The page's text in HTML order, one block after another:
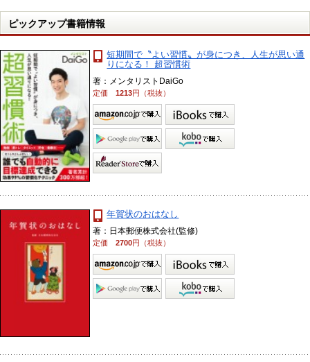
ピックアップ書籍情報
短期間で〝よい習慣〟が身につき、人生が思い通
りになる！ 超習慣術
著：メンタリストDaiGo
定価1213円（税抜）
年賀状のおはなし
著：日本郵便株式会社(監修)
定価2700円（税抜）